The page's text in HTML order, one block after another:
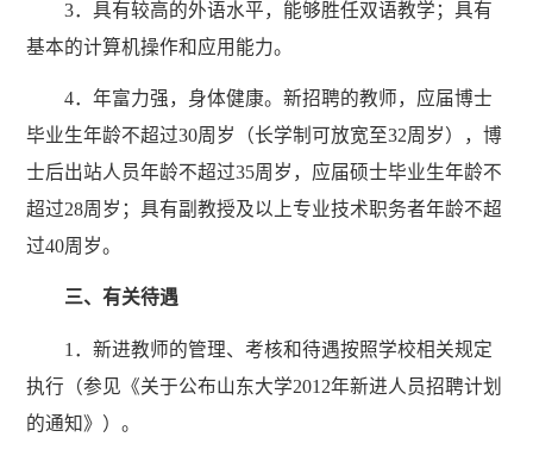
3．具有较高的外语水平，能够胜任双语教学；具有
基本的计算机操作和应用能力。
4．年富力强，身体健康。新招聘的教师，应届博士
毕业生年龄不超过30周岁（长学制可放宽至32周岁），博
士后出站人员年龄不超过35周岁，应届硕士毕业生年龄不
超过28周岁；具有副教授及以上专业技术职务者年龄不超
过40周岁。
三、有关待遇
1．新进教师的管理、考核和待遇按照学校相关规定
执行（参见《关于公布山东大学2012年新进人员招聘计划
的通知》）。